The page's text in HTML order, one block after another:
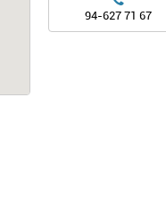
94-627 71 67